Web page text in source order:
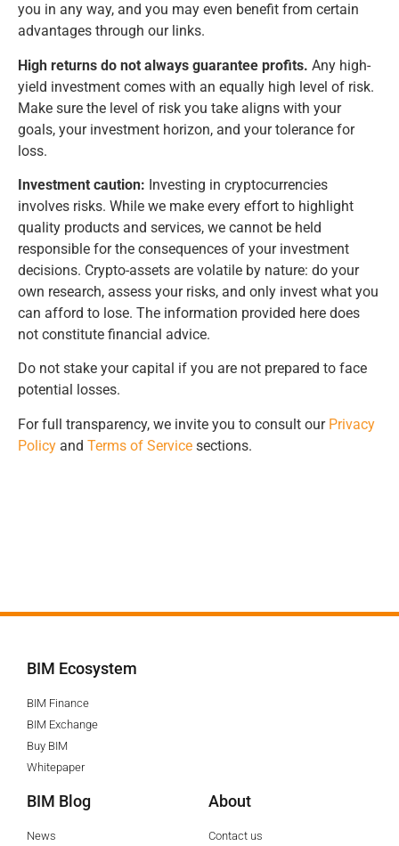
you in any way, and you may even benefit from certain
advantages through our links.
High returns do not always guarantee profits. Any high-
yield investment comes with an equally high level of risk.
Make sure the level of risk you take aligns with your
goals, your investment horizon, and your tolerance for
loss.
Investment caution: Investing in cryptocurrencies
involves risks. While we make every effort to highlight
quality products and services, we cannot be held
responsible for the consequences of your investment
decisions. Crypto-assets are volatile by nature: do your
own research, assess your risks, and only invest what you
can afford to lose. The information provided here does
not constitute financial advice.
Do not stake your capital if you are not prepared to face
potential losses.
For full transparency, we invite you to consult our Privacy
Policy and Terms of Service sections.
BIM Ecosystem
BIM Finance
BIM Exchange
Buy BIM
Whitepaper
BIM Blog
News
About
Contact us